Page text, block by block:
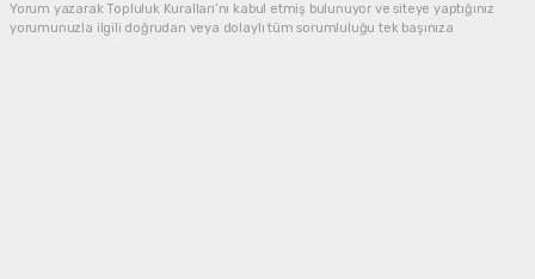
Yorum yazarak Topluluk Kuralları’nı kabul etmiş bulunuyor ve siteye yaptığınız
yorumunuzla ilgili doğrudan veya dolaylı tüm sorumluluğu tek başınıza